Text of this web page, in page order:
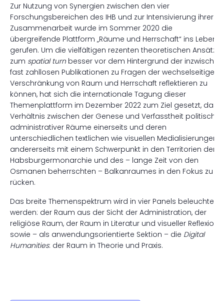
Zur Nutzung von Synergien zwischen den vier
Forschungsbereichen des IHB und zur Intensivierung ihrer
Zusammenarbeit wurde im Sommer 2020 die
übergreifende Plattform „Räume und Herrschaft“ ins Leben
gerufen. Um die vielfältigen rezenten theoretischen Ansätze
zum spatial turn besser vor dem Hintergrund der inzwischen
fast zahllosen Publikationen zu Fragen der wechselseitigen
Verschränkung von Raum und Herrschaft reflektieren zu
können, hat sich die internationale Tagung dieser
Themenplattform im Dezember 2022 zum Ziel gesetzt, das
Verhältnis zwischen der Genese und Verfasstheit politisch-
administrativer Räume einerseits und deren
unterschiedlichen textlichen wie visuellen Medialisierungen
andererseits mit einem Schwerpunkt in den Territorien der
Habsburgermonarchie und des – lange Zeit von den
Osmanen beherrschten – Balkanraumes in den Fokus zu
rücken.
Das breite Themenspektrum wird in vier Panels beleuchtet
werden: der Raum aus der Sicht der Administration, der
religiöse Raum, der Raum in Literatur und visueller Reflexion
sowie – als anwendungsorientierte Sektion – die Digital
Humanities: der Raum in Theorie und Praxis.